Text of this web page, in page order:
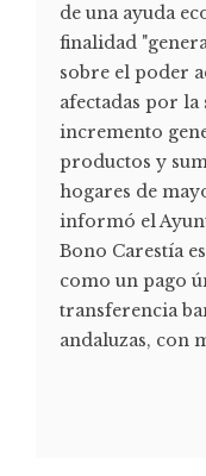
de una ayuda
finalidad
sobre el poder
afectadas por la
incremento
productos y
hogares de
informó el
Bono Carestía
como un pago
transferencia
andaluzas, con